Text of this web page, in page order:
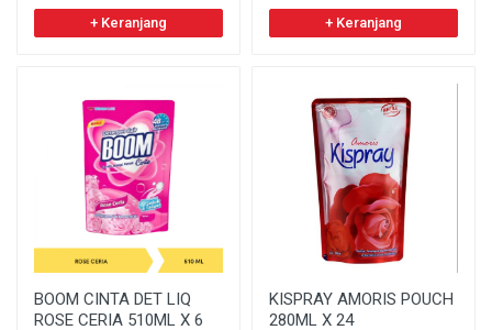
+ Keranjang + Keranjang
BOOM CINTA DET LIQ
ROSE CERIA 510ML X 6
KISPRAY AMORIS POUCH
280ML X 24